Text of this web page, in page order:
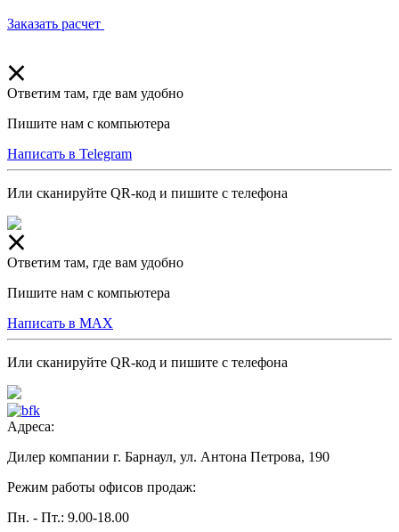
Заказать расчет
Ответим там, где вам удобно
Пишите нам с компьютера
Написать в Telegram
Или сканируйте QR-код и пишите с телефона
Ответим там, где вам удобно
Пишите нам с компьютера
Написать в MAX
Или сканируйте QR-код и пишите с телефона
Адреса:
Дилер компании г. Барнаул, ул. Антона Петрова, 190
Режим работы офисов продаж:
Пн. - Пт.: 9.00-18.00